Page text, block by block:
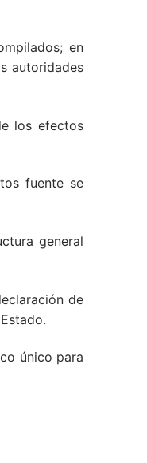
en
autoridades
los efectos
fuente se
general
de
único para